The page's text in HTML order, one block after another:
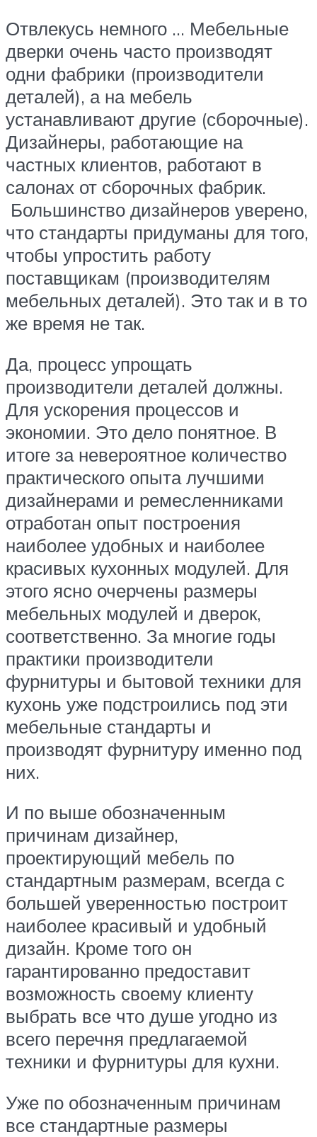
Отвлекусь немного … Мебельные
дверки очень часто производят
одни фабрики (производители
деталей), а на мебель
устанавливают другие (сборочные).
Дизайнеры, работающие на
частных клиентов, работают в
салонах от сборочных фабрик.
Большинство дизайнеров уверено,
что стандарты придуманы для того,
чтобы упростить работу
поставщикам (производителям
мебельных деталей). Это так и в то
же время не так.
Да, процесс упрощать
производители деталей должны.
Для ускорения процессов и
экономии. Это дело понятное. В
итоге за невероятное количество
практического опыта лучшими
дизайнерами и ремесленниками
отработан опыт построения
наиболее удобных и наиболее
красивых кухонных модулей. Для
этого ясно очерчены размеры
мебельных модулей и дверок,
соответственно. За многие годы
практики производители
фурнитуры и бытовой техники для
кухонь уже подстроились под эти
мебельные стандарты и
производят фурнитуру именно под
них.
И по выше обозначенным
причинам дизайнер,
проектирующий мебель по
стандартным размерам, всегда с
большей уверенностью построит
наиболее красивый и удобный
дизайн. Кроме того он
гарантированно предоставит
возможность своему клиенту
выбрать все что душе угодно из
всего перечня предлагаемой
техники и фурнитуры для кухни.
Уже по обозначенным причинам
все стандартные размеры